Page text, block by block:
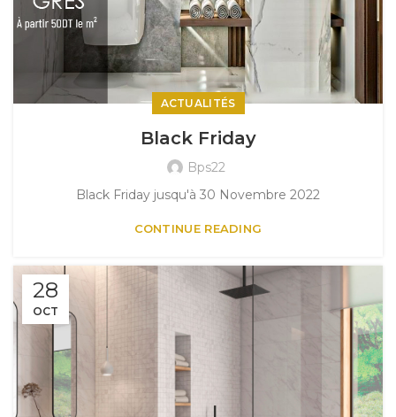
ACTUALITÉS
Black Friday
Bps22
Black Friday jusqu'à 30 Novembre 2022
CONTINUE READING
28
OCT